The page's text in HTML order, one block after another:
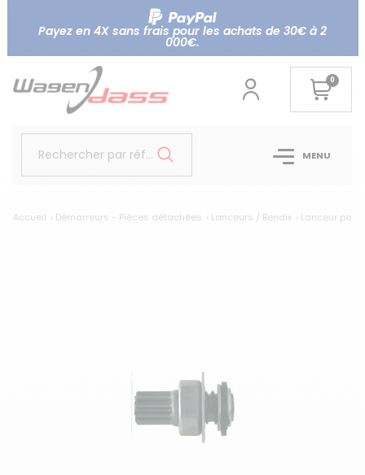
Payez en 4X sans frais pour les achats de 30€ à 2
000€.
0
Rechercher par référence... MENU
Accueil Démarreurs - Pièces détachées Lanceurs / Bendix Lanceur pour